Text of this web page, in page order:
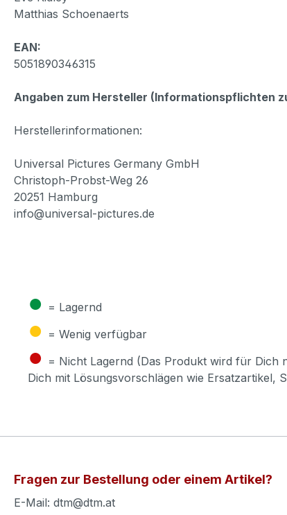
Matthias Schoenaerts
EAN:
5051890346315
Angaben zum Hersteller (Informationspflichten
Herstellerinformationen:
Universal Pictures Germany GmbH
Christoph-Probst-Weg 26
20251 Hamburg
info@universal-pictures.de
● = Lagernd
● = Wenig verfügbar
● = Nicht Lagernd (Das Produkt wird für Dich
Dich mit Lösungsvorschlägen wie Ersatzartikel,
Fragen zur Bestellung oder einem Artikel?
E-Mail: dtm@dtm.at